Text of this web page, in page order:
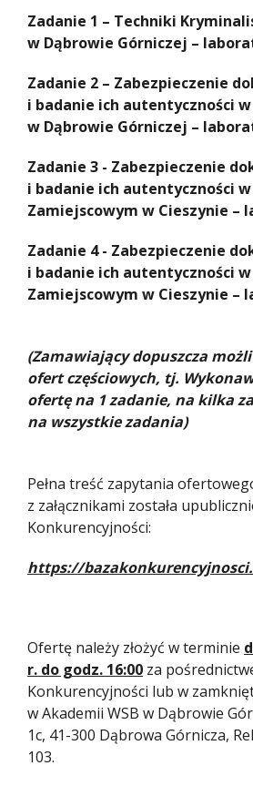
Zadanie 1 – Techniki
w Dąbrowie Górniczej –
Zadanie 2 – Zabezpieczenie
i badanie ich autentyczności w
w Dąbrowie Górniczej –
Zadanie 3 - Zabezpieczenie
i badanie ich autentyczności
Zamiejscowym w Cieszynie –
Zadanie 4 - Zabezpieczenie
i badanie ich autentyczności
Zamiejscowym w Cieszynie –
(Zamawiający dopuszcza
ofert częściowych, tj.
ofertę na 1 zadanie, na kilka
na wszystkie zadania)
Pełna treść zapytania
z załącznikami została
Konkurencyjności:
https://
Ofertę należy złożyć w terminie
r. do godz. 16:00 za
Konkurencyjności lub w
w Akademii WSB w Dąbrowie
1c, 41-300 Dąbrowa Górnicza,
103.